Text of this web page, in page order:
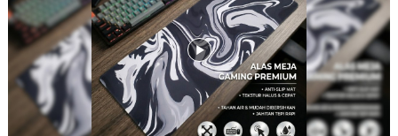
rubber (karet) anti slip yang mampu mencengkeram meja dengan
kuat sehingga tidak mudah bergeser.
Ukuran Besar Lebih Praktis
Tersedia dalam dua pilihan ukuran yaitu 400 x 900 x 3 mm dan 300
x 800 x 3 mm. Dimensi luas memungkinkan keyboard dan mouse
berada dalam satu alas sehingga meja terlihat lebih rapi serta
memberikan ruang gerak yang lebih leluasa.